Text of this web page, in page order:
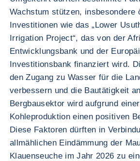
Wachstum stützen, insbesondere
Investitionen wie das „Lower
Irrigation Project“, das von der
Entwicklungsbank und der
Investitionsbank finanziert wird.
den Zugang zu Wasser für die
verbessern und die Bautätigkeit
Bergbausektor wird aufgrund
Kohleproduktion einen positiven
Diese Faktoren dürften in
allmählichen Eindämmung der
Klauenseuche im Jahr 2026 zu